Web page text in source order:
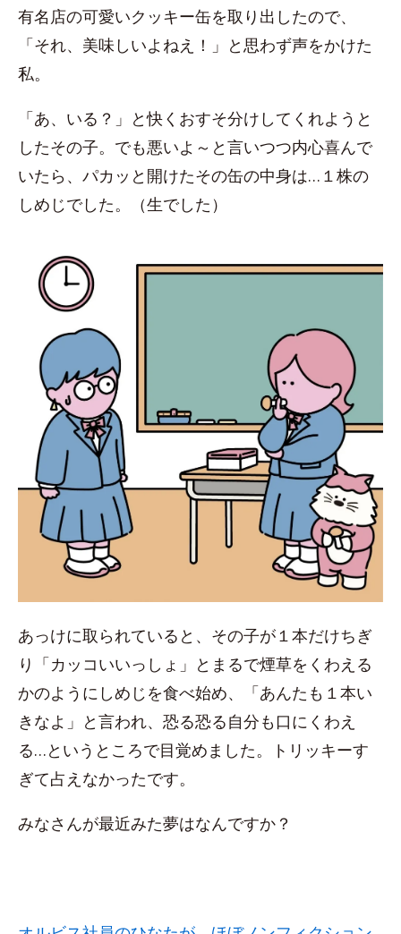
有名店の可愛いクッキー缶を取り出したので、
「それ、美味しいよねえ！」と思わず声をかけた
私。
「あ、いる？」と快くおすそ分けしてくれようと
したその子。でも悪いよ～と言いつつ内心喜んで
いたら、パカッと開けたその缶の中身は…１株の
しめじでした。（生でした）
あっけに取られていると、その子が１本だけちぎ
り「カッコいいっしょ」とまるで煙草をくわえる
かのようにしめじを食べ始め、「あんたも１本い
きなよ」と言われ、恐る恐る自分も口にくわえ
る…というところで目覚めました。トリッキーす
ぎて占えなかったです。
みなさんが最近みた夢はなんですか？